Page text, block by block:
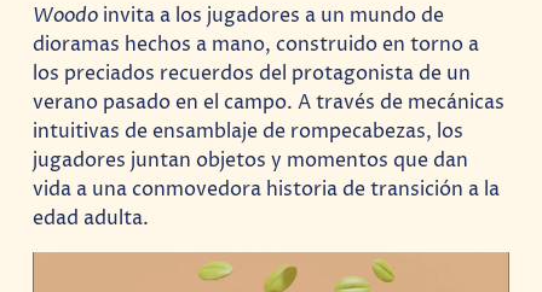
Woodo invita a los jugadores a un mundo de
dioramas hechos a mano, construido en torno a
los preciados recuerdos del protagonista de un
verano pasado en el campo. A través de mecánicas
intuitivas de ensamblaje de rompecabezas, los
jugadores juntan objetos y momentos que dan
vida a una conmovedora historia de transición a la
edad adulta.